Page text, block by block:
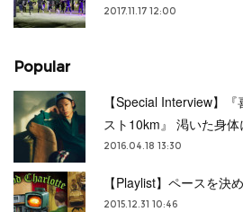
2017.11.17 12:00
Popular
【Special Interview】
スト10km』 渇いた身
2016.04.18 13:30
【Playlist】ペースを
2015.12.31 10:46